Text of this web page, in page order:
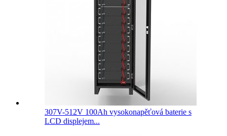
307V-512V 100Ah vysokonapěťová baterie s
LCD displejem...